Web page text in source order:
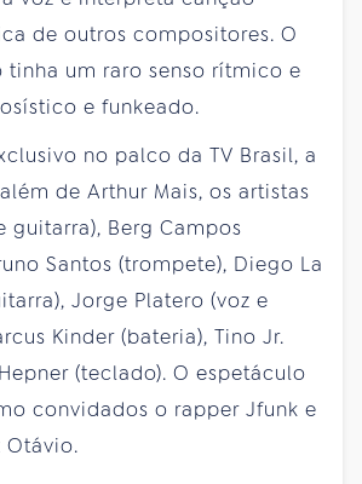
de outros compositores. O
tinha um raro senso rítmico e
e funkeado.
no palco da TV Brasil, a
de Arthur Mais, os artistas
guitarra), Berg Campos
Santos (trompete), Diego La
Jorge Platero (voz e
Kinder (bateria), Tino Jr.
(teclado). O espetáculo
convidados o rapper Jfunk e
Otávio.